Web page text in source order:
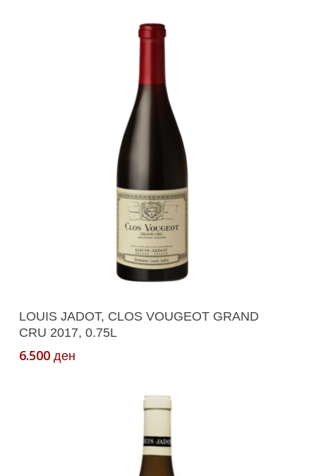
Додади Во Кошничка
LOUIS JADOT, CLOS VOUGEOT GRAND
CRU 2017, 0.75L
6.500 ден